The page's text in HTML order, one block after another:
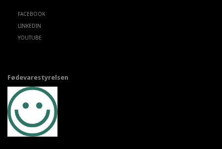
FACEBOOK
LINKEDIN
YOUTUBE
Fødevarestyrelsen